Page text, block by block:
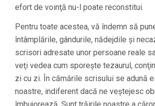
efort de voinţă nu-l poate reconstitui.
Pentru toate acestea, vă îndemn să
întâmplările, gândurile, nădejdile şi
scrisori adresate unor persoane reale
veţi vedea cum sporeşte tezaurul,
zi cu zi. În cămările scrisului se adună
noastre, indiferent dacă ne veştejesc